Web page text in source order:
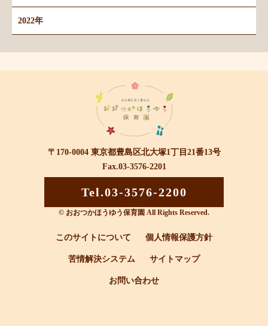
2022年
〒170-0004 東京都豊島区北大塚1丁目21番13号
Fax.03-3576-2201
Tel.03-3576-2200
© おおつかほうゆう保育園 All Rights Reserved.
このサイトについて 個人情報保護方針
苦情解決システム サイトマップ
お問い合わせ